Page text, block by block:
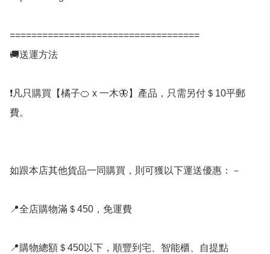
===================================
🚚送運方法
❗凡只購買【橘子🍊 x 一木🦋】產品，只需另付＄10平郵
費。
如跟本店其他貨品一同購買，則可獲以下運送優惠：－
📍全店購物滿＄450，免運費
📍購物總額＄450以下，順豐到宅、智能櫃、自提點